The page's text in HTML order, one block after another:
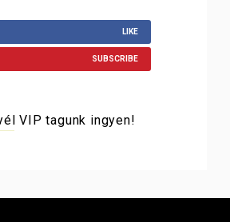
LIKE
SUBSCRIBE
VIP tagunk ingyen!